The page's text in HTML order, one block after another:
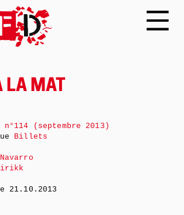
LA MAT
n°114 (septembre 2013)
Billets
21.10.2013